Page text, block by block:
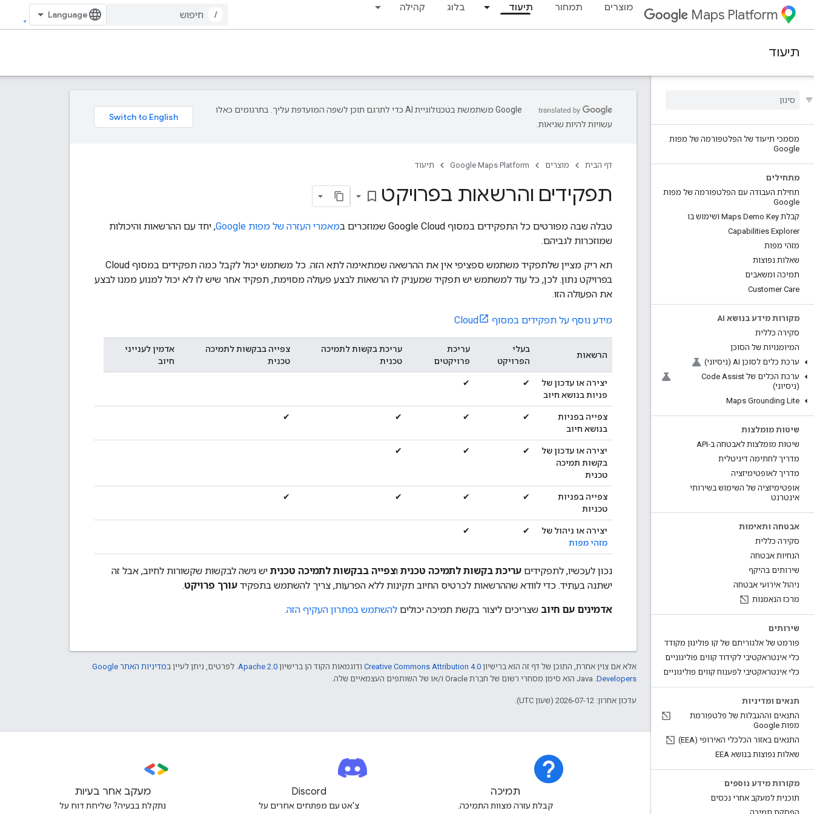
Maps Platform מוצרים תמחור תיעוד בלוג קהילה
/
תיעוד
מסמכי תיעוד של הפלטפורמה של מפות
Google
מתחילים
תחילת העבודה עם הפלטפורמה של מפות
Google
קבלת Maps Demo Key ושימוש בו
Capabilities Explorer
מזהי מפות
שאלות נפוצות
תמיכה ומשאבים
Customer Care
מקורות מידע בנושא AI
סקירה כללית
המיומנויות של הסוכן
ערכת כלים לסוכן AI (ניסיוני)
ערכת הכלים של Code Assist
(ניסיוני)
Maps Grounding Lite
שיטות מומלצות
שיטות מומלצות לאבטחה ב-API
מדריך לחתימה דיגיטלית
מדריך לאופטימיזציה
אופטימיזציה של השימוש בשירותי
אינטרנט
אבטחה ותאימות
סקירה כללית
הנחיות אבטחה
שירותים בהיקף
ניהול אירועי אבטחה
מרכז הנאמנות
שירותים
פורמט של אלגוריתם של קו פוליגון מקודד
כלי אינטראקטיבי לקידוד קווים פוליגוניים
כלי אינטראקטיבי לפענוח קווים פוליגוניים
תנאים ומדיניות
התנאים וההגבלות של פלטפורמת
מפות Google
התנאים באזור הכלכלי האירופי (EEA)
שאלות נפוצות בנושא EEA
מקורות מידע נוספים
תוכנית למעקב אחרי נכסים
‫Google משתמשת בטכנולוגיית AI כדי לתרגם תוכן לשפה המועדפת עליך. בתרגומים כאלו
עשויות להיות שגיאות.
דף הבית מוצרים Google Maps Platform תיעוד
תפקידים והרשאות בפרויקט bookmark_border
טבלה שבה מפורטים כל התפקידים במסוף Google Cloud שמוזכרים ב מאמרי העזרה של מפות Google
, יחד עם ההרשאות והיכולות
שמוזכרות לגביהם.
תא ריק מציין שלתפקיד משתמש ספציפי אין את ההרשאה שמתאימה לתא הזה. כל משתמש יכול לקבל כמה תפקידים במסוף Cloud
בפרויקט נתון. לכן, כל עוד למשתמש יש תפקיד שמעניק לו הרשאות לבצע פעולה מסוימת, תפקיד אחר שיש לו לא יכול למנוע ממנו לבצע
את הפעולה הזו.
מידע נוסף על תפקידים במסוף Cloud
הרשאות
בעלי
הפרויקט
עריכת
פרויקטים
עריכת בקשות לתמיכה
טכנית
צפייה בבקשות לתמיכה
טכנית
אדמין לענייני
חיוב
יצירה או עדכון של
פניות בנושא חיוב
✔
✔
צפייה בפניות
בנושא חיוב
✔
✔
✔
✔
יצירה או עדכון של
בקשות תמיכה
טכנית
✔
✔
✔
צפייה בפניות
טכניות
✔
✔
✔
✔
יצירה או ניהול של
מזהי מפות
✔
✔
נכון לעכשיו, לתפקידים עריכת בקשות לתמיכה טכנית וצפייה בבקשות לתמיכה טכנית יש גישה לבקשות שקשורות לחיוב, אבל זה
ישתנה בעתיד. כדי לוודא שההרשאות לכרטיס החיוב תקינות ללא הפרעות, צריך להשתמש בתפקיד עורך פרויקט.
אדמינים עם חיוב שצריכים ליצור בקשת תמיכה יכולים להשתמש בפתרון העקיף הזה.
אלא אם צוין אחרת, התוכן של דף זה הוא ברישיון Creative Commons Attribution 4.0 ודוגמאות הקוד הן ברישיון Apache 2.0 . לפרטים, ניתן לעיין ב
מדיניות האתר Google
Developers‏
עדכון אחרון: 2026-07-12 (שעון UTC).
תמיכה
קבלת עזרה מצוות התמיכה.
Discord
צ'אט עם מפתחים אחרים על
מעקב אחר בעיות
נתקלת בבעיה? שליחת דוח על